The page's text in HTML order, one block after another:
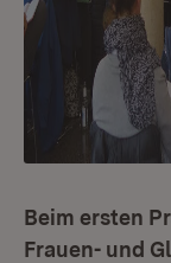
Beim ersten
Frauen- und